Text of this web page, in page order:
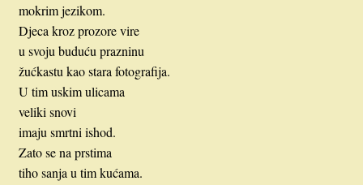
mokrim jezikom.
Djeca kroz prozore vire
u svoju buduću prazninu
žućkastu kao stara fotografija.
U tim uskim ulicama
veliki snovi
imaju smrtni ishod.
Zato se na prstima
tiho sanja u tim kućama.